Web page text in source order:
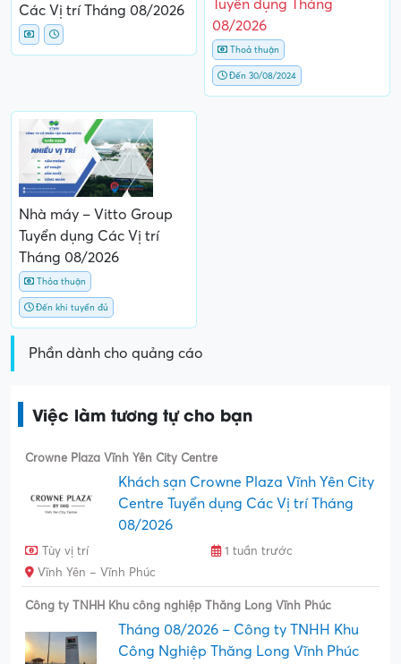
Các Vị trí Tháng 08/2026
Tuyển dụng Tháng
08/2026
Thoả thuận
Đến 30/08/2024
Nhà máy – Vitto Group
Tuyển dụng Các Vị trí
Tháng 08/2026
Thỏa thuận
Đến khi tuyển đủ
Phần dành cho quảng cáo
Việc làm tương tự cho bạn
Crowne Plaza Vĩnh Yên City Centre
Khách sạn Crowne Plaza Vĩnh Yên City
Centre Tuyển dụng Các Vị trí Tháng
08/2026
Tùy vị trí
1 tuần trước
Vĩnh Yên – Vĩnh Phúc
Công ty TNHH Khu công nghiệp Thăng Long Vĩnh Phúc
Tháng 08/2026 – Công ty TNHH Khu
Công Nghiệp Thăng Long Vĩnh Phúc